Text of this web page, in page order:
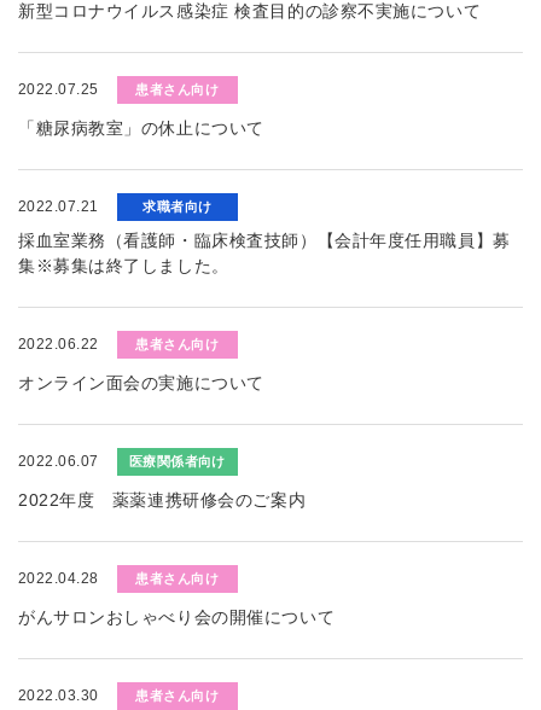
新型コロナウイルス感染症 検査目的の診察不実施について
2022.07.25 患者さん向け
「糖尿病教室」の休止について
2022.07.21 求職者向け
採血室業務（看護師・臨床検査技師）【会計年度任用職員】募
集※募集は終了しました。
2022.06.22 患者さん向け
オンライン面会の実施について
2022.06.07 医療関係者向け
2022年度 薬薬連携研修会のご案内
2022.04.28 患者さん向け
がんサロンおしゃべり会の開催について
2022.03.30 患者さん向け